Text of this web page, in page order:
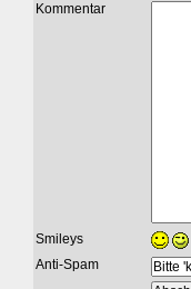
Kommentar
Smileys
Anti-Spam